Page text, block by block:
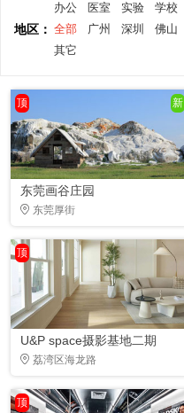
办公
医室 实验 学校
地区： 全部 广州 深圳 佛山
其它
新
顶
东莞画谷庄园
东莞厚街
顶
U&P space摄影基地二期
荔湾区海龙路
顶